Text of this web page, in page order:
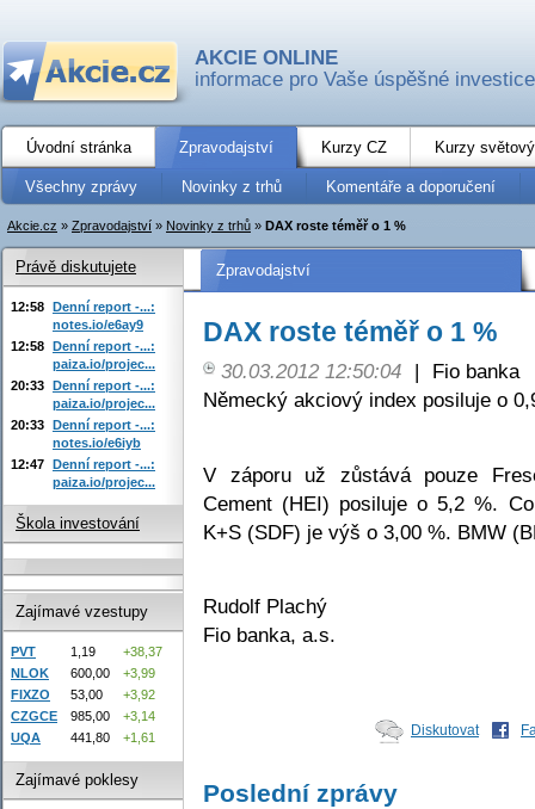
AKCIE ONLINE
informace pro Vaše úspěšné investice
Úvodní stránka Zpravodajství Kurzy CZ Kurzy
Všechny zprávy Novinky z trhů Komentáře a doporučení
Akcie.cz » Zpravodajství » Novinky z trhů » DAX roste téměř o 1 %
Zpravodajství
DAX roste téměř o 1 %
30.03.2012 12:50:04 |
Fio banka
Německý akciový index posiluje o
V záporu už zůstává pouze
Cement (HEI) posiluje o 5,2 %.
K+S (SDF) je výš o 3,00 %. BMW
Rudolf Plachý
Fio banka, a.s.
Diskutovat
Poslední zprávy
Právě diskutujete
12:58 Denní report -...:
notes.io/e6ay9
12:58 Denní report -...:
paiza.io/projec...
20:33 Denní report -...:
paiza.io/projec...
20:33 Denní report -...:
notes.io/e6iyb
12:47 Denní report -...:
paiza.io/projec...
Škola investování
Zajímavé vzestupy
PVT 1,19
+38,37
NLOK
600,00
+3,99
FIXZO
53,00
+3,92
CZGCE
985,00
+3,14
UQA
441,80 +1,61
Zajímavé poklesy